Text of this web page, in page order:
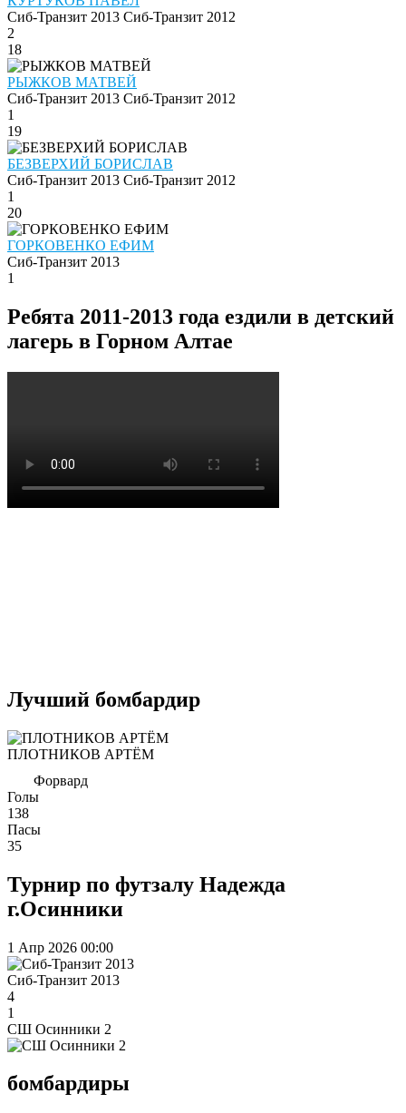
Сиб-Транзит 2013 Сиб-Транзит 2012
2
18
РЫЖКОВ МАТВЕЙ
Сиб-Транзит 2013 Сиб-Транзит 2012
1
19
БЕЗВЕРХИЙ БОРИСЛАВ
Сиб-Транзит 2013 Сиб-Транзит 2012
1
20
ГОРКОВЕНКО ЕФИМ
Сиб-Транзит 2013
1
Ребята 2011-2013 года ездили в детский
лагерь в Горном Алтае
Лучший бомбардир
ПЛОТНИКОВ АРТЁМ
Форвард
Голы
138
Пасы
35
Турнир по футзалу Надежда
г.Осинники
1 Апр 2026 00:00
Сиб-Транзит 2013
4
1
СШ Осинники 2
бомбардиры